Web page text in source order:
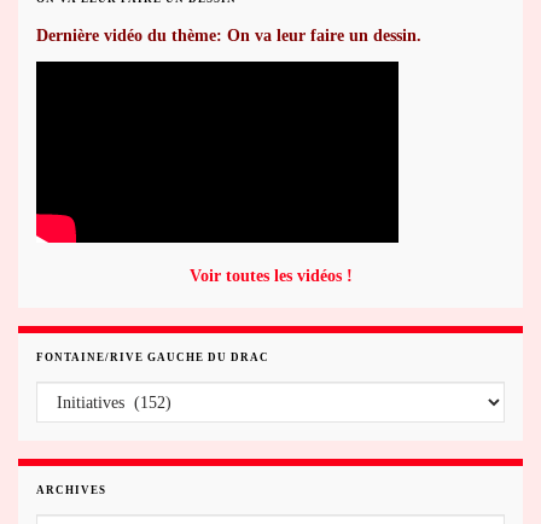
Dernière vidéo du thème: On va leur faire un dessin.
Voir toutes les vidéos !
FONTAINE/RIVE GAUCHE DU DRAC
ARCHIVES